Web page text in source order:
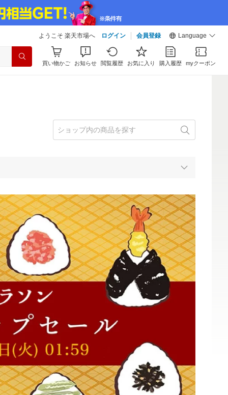
ようこそ 楽天市場へ ログイン 会員登録 Language
買い物かご お知らせ 閲覧履歴 お気に入り 購入履歴 myクーポン